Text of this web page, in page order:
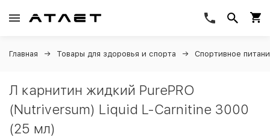
Главная Товары для здоровья и спорта Спортивное
Л карнитин жидкий PurePRO
(Nutriversum) Liquid L-Carnitine 3000
(25 мл)